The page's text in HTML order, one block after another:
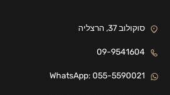
סוקולוב 37, הרצליה
09-9541604
WhatsApp: 055-5590021